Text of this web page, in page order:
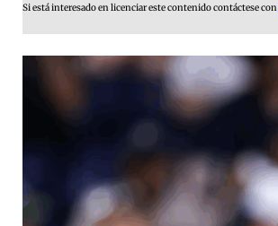
Si está interesado en licenciar este contenido contáctese con